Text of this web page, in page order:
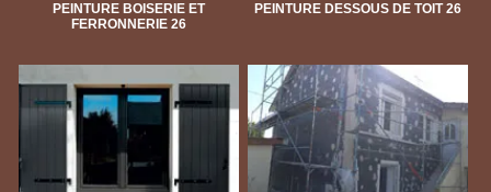
PEINTURE BOISERIE ET
FERRONNERIE 26
PEINTURE DESSOUS DE TOIT 26